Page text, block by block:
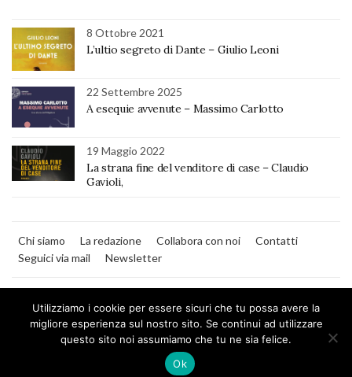
8 Ottobre 2021
L’ultio segreto di Dante – Giulio Leoni
22 Settembre 2025
A esequie avvenute – Massimo Carlotto
19 Maggio 2022
La strana fine del venditore di case – Claudio
Gavioli,
Chi siamo La redazione Collabora con noi
Contatti
Seguici via mail
Newsletter
MilanoNera
Utilizziamo i cookie per essere sicuri che tu possa avere la
migliore esperienza sul nostro sito. Se continui ad utilizzare
questo sito noi assumiamo che tu ne sia felice.
Ok